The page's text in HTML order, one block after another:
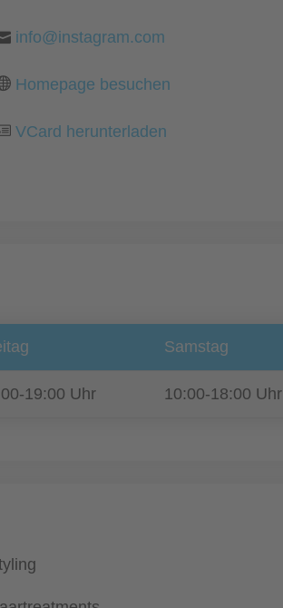
info@instagram.com
Homepage besuchen
VCard herunterladen
Samstag
19:00 Uhr 10:00-18:00 Uhr